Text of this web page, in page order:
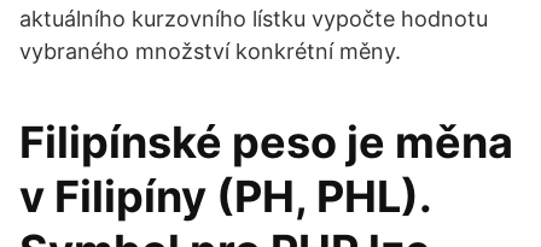
aktuálního kurzovního lístku vypočte hodnotu
vybraného množství konkrétní měny.
Filipínské peso je měna
v Filipíny (PH, PHL).